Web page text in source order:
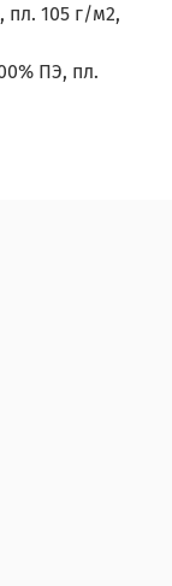
105 г/м2,
ПЭ, пл.